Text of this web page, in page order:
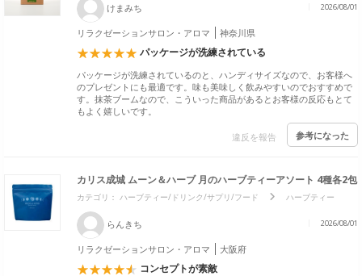
けまみち 2026/08/01
リラクゼーションサロン・アロマ 神奈川県
パッケージが洗練されている
パッケージが洗練されているのと、ハンディサイズなので、お客様へ
のプレゼントにも最適です。味も美味しく飲みやすいのでおすすめで
す。抹茶ブームなので、こういった商品があるとお客様の反応もとて
もよく嬉しいです。
違反を報告 参考になった
カリス成城 ムーン＆ハーブ 月のハーブティーアソート 4種各2包
カテゴリ： ハーブティー/ドリンク/サプリ/フード ハーブティー
らんきち 2026/08/01
リラクゼーションサロン・アロマ 大阪府
コンセプトが素敵